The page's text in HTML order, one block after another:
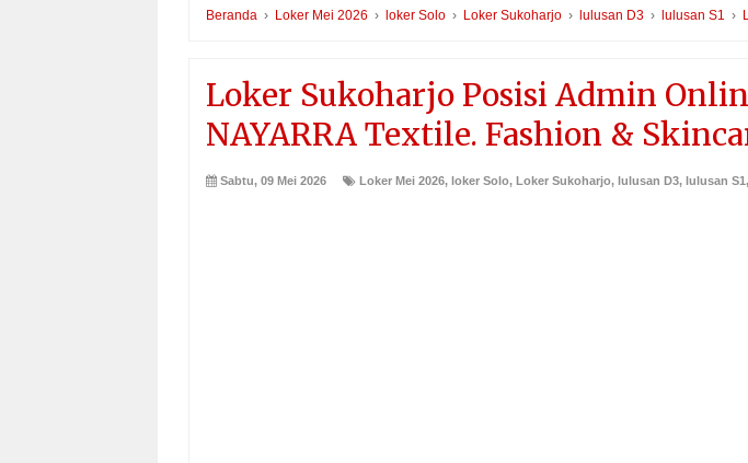
Beranda › Loker Mei 2026 › loker Solo › Loker Sukoharjo › lulusan D3 › lulusan S1 ›
Loker Sukoharjo Posisi Admin
NAYARRA Textile. Fashion &
Sabtu, 09 Mei 2026 Loker Mei 2026, loker Solo, Loker Sukoharjo, lulusan D3, lulusan S1,